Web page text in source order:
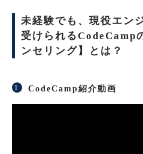
未経験でも、現役エン
受けられるCodeCamp
ンセリング】とは？
CodeCamp紹介動画